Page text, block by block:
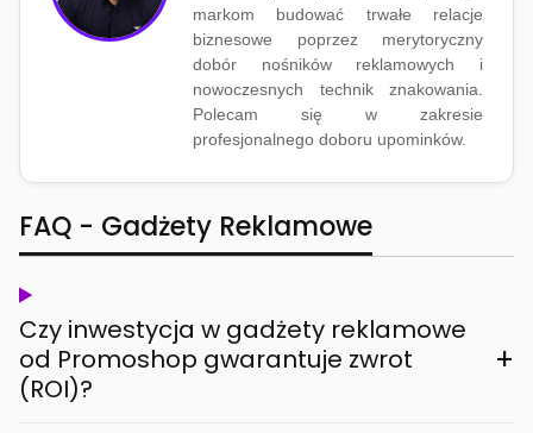
markom budować trwałe relacje
biznesowe poprzez merytoryczny
dobór nośników reklamowych i
nowoczesnych technik znakowania.
Polecam się w zakresie
profesjonalnego doboru upominków.
FAQ - Gadżety Reklamowe
Czy inwestycja w gadżety reklamowe
od Promoshop gwarantuje zwrot
(ROI)?
+